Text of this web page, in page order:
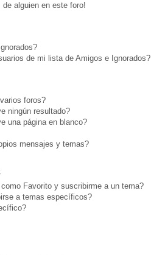
alguien en este foro!
de mi lista de Amigos e Ignorados?
foros?
ningún resultado?
una página en blanco?
mensajes y temas?
Favorito y suscribirme a un tema?
a temas específicos?